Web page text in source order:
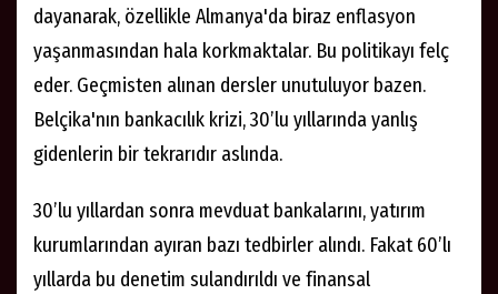
dayanarak, özellikle Almanya'da biraz enflasyon
yaşanmasından hala korkmaktalar. Bu politikayı felç
eder. Geçmisten alınan dersler unutuluyor bazen.
Belçika'nın bankacılık krizi, 30’lu yıllarında yanlış
gidenlerin bir tekrarıdır aslında.
30’lu yıllardan sonra mevduat bankalarını, yatırım
kurumlarından ayıran bazı tedbirler alındı. Fakat 60’lı
yıllarda bu denetim sulandırıldı ve finansal